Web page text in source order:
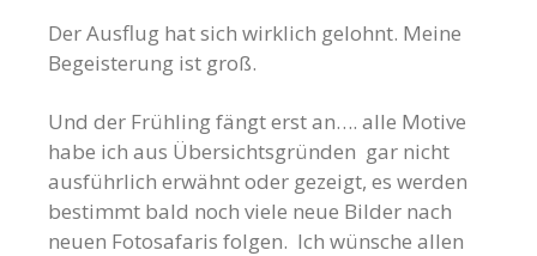
Der Ausflug hat sich wirklich gelohnt. Meine
Begeisterung ist groß.
Und der Frühling fängt erst an…. alle Motive
habe ich aus Übersichtsgründen gar nicht
ausführlich erwähnt oder gezeigt, es werden
bestimmt bald noch viele neue Bilder nach
neuen Fotosafaris folgen. Ich wünsche allen